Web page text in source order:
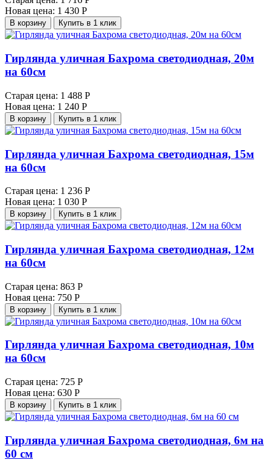
Новая цена: 1 430 Р
В корзину Купить в 1 клик
Гирлянда уличная Бахрома светодиодная, 20м
на 60см
Старая цена: 1 488 Р
Новая цена: 1 240 Р
В корзину Купить в 1 клик
Гирлянда уличная Бахрома светодиодная, 15м
на 60см
Старая цена: 1 236 Р
Новая цена: 1 030 Р
В корзину Купить в 1 клик
Гирлянда уличная Бахрома светодиодная, 12м
на 60см
Старая цена: 863 Р
Новая цена: 750 Р
В корзину Купить в 1 клик
Гирлянда уличная Бахрома светодиодная, 10м
на 60см
Старая цена: 725 Р
Новая цена: 630 Р
В корзину Купить в 1 клик
Гирлянда уличная Бахрома светодиодная, 6м на
60 см